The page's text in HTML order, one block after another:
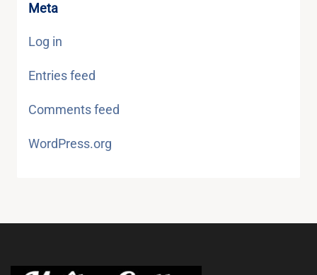
Meta
Log in
Entries feed
Comments feed
WordPress.org